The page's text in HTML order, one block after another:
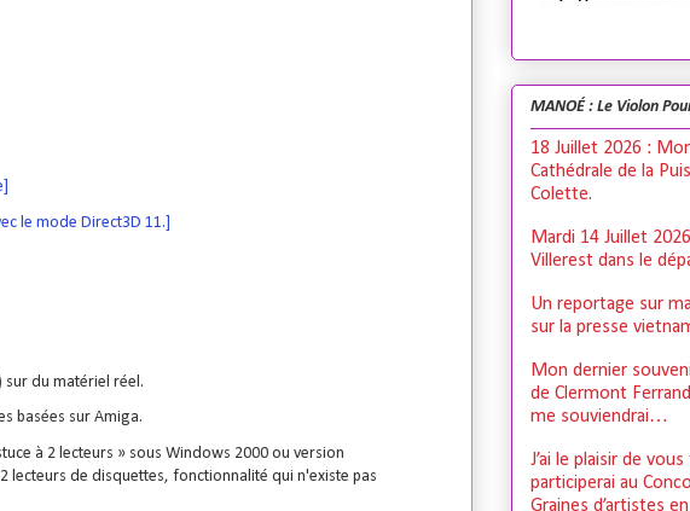
le mode Direct3D 11.]
sur du matériel réel.
basées sur Amiga.
à 2 lecteurs » sous Windows 2000 ou version
lecteurs de disquettes, fonctionnalité qui n'existe pas
MANOÉ : Le Violon
18 Juillet 2026 :
Cathédrale de la
Colette.
Mardi 14 Juillet
Villerest dans le
Un reportage sur
sur la presse
Mon dernier
de Clermont
me souviendrai…
J’ai le plaisir de
participerai au
Graines d’artistes